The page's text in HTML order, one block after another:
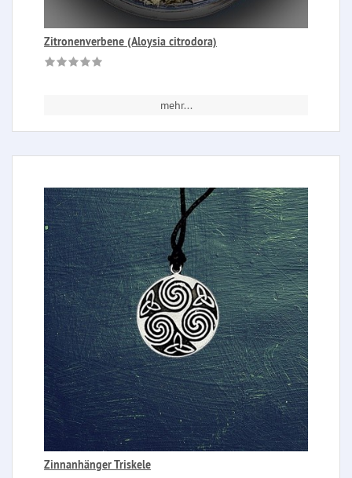
Zitronenverbene (Aloysia citrodora)
mehr...
Zinnanhänger Triskele